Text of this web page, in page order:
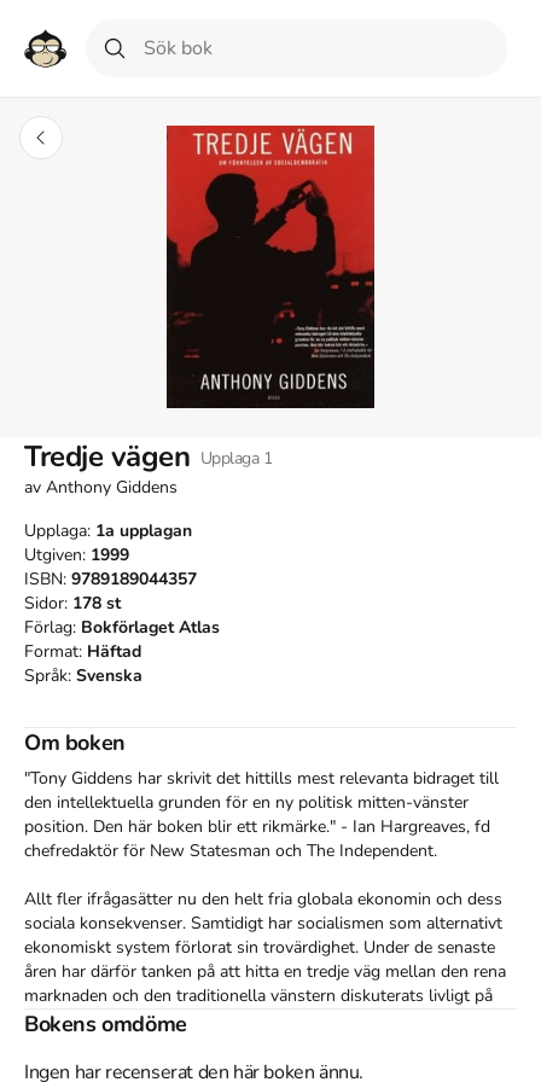
Tredje vägen Upplaga 1
av Anthony Giddens
Upplaga: 1a upplagan
Utgiven: 1999
ISBN: 9789189044357
Sidor: 178 st
Förlag: Bokförlaget Atlas
Format: Häftad
Språk: Svenska
Om boken
"Tony Giddens har skrivit det hittills mest relevanta bidraget till
den intellektuella grunden för en ny politisk mitten-vänster
position. Den här boken blir ett rikmärke." - Ian Hargreaves, fd
chefredaktör för New Statesman och The Independent.
Allt fler ifrågasätter nu den helt fria globala ekonomin och dess
sociala konsekvenser. Samtidigt har socialismen som alternativt
ekonomiskt system förlorat sin trovärdighet. Under de senaste
åren har därför tanken på att hitta en tredje väg mellan den rena
marknaden och den traditionella vänstern diskuterats livligt på
den internationella arenan. Men vad betyder egentligen en "tredje
Bokens omdöme
Ingen har recenserat den här boken ännu.